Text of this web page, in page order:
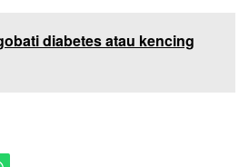
diabetes atau kencing